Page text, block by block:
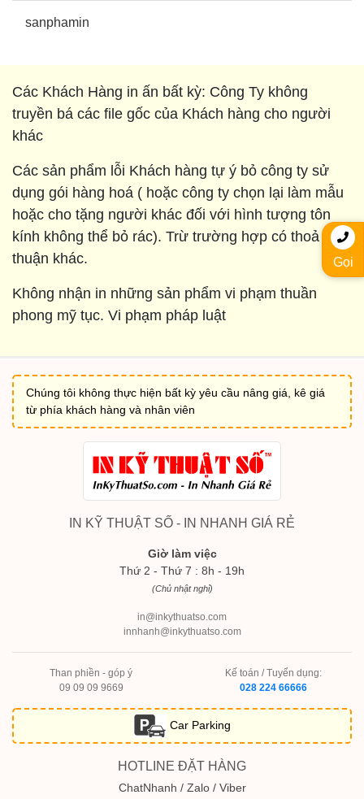
sanphamin
Gọi
Các Khách Hàng in ấn bất kỳ: Công Ty không
truyền bá các file gốc của Khách hàng cho người
khác
Các sản phẩm lỗi Khách hàng tự ý bỏ công ty sử
dụng gói hàng hoá ( hoặc công ty chọn lại làm mẫu
hoặc cho tặng người khác đối với hình tượng tôn
kính không thể bỏ rác). Trừ trường hợp có thoả
thuận khác.
Không nhận in những sản phẩm vi phạm thuần
phong mỹ tục. Vi phạm pháp luật
Chúng tôi không thực hiện bất kỳ yêu cầu nâng giá, kê giá
từ phía khách hàng và nhân viên
IN KỸ THUẬT SỐ - IN NHANH GIÁ RẺ
Giờ làm việc
Thứ 2 - Thứ 7 : 8h - 19h
(Chủ nhật nghỉ)
in@inkythuatso.com
innhanh@inkythuatso.com
Than phiền - góp ý
09 09 09 9669
Kế toán / Tuyển dụng:
028 224 66666
Car Parking
HOTLINE ĐẶT HÀNG
ChatNhanh / Zalo / Viber